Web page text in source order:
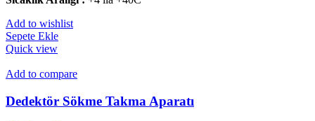
Add to wishlist
Sepete Ekle
Quick view
Add to compare
Dedektör Sökme Takma Aparatı